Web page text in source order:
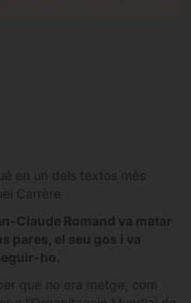
en un dels textos més
Carrère
Claude Romand va matar
pares, el seu gos i va
ho.
que no era metge, com